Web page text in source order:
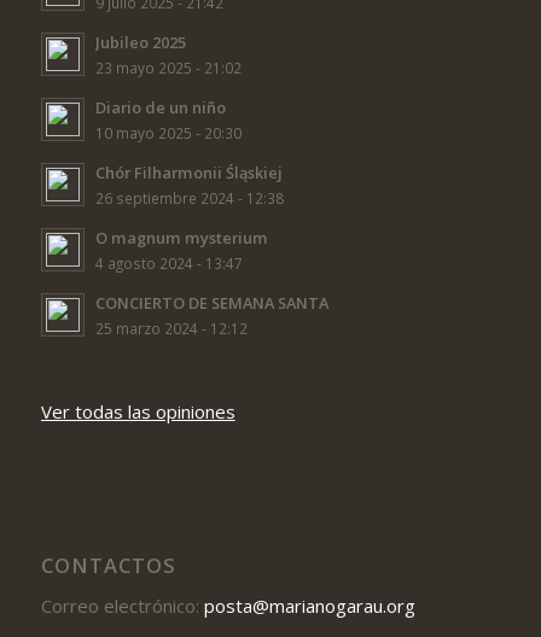
Jubileo 2025
23 mayo 2025 - 21:02
Diario de un niño
10 mayo 2025 - 20:30
Chór Filharmonii Śląskiej
26 septiembre 2024 - 12:38
O magnum mysterium
4 agosto 2024 - 13:47
CONCIERTO DE SEMANA SANTA
25 marzo 2024 - 12:12
Ver todas las opiniones
CONTACTOS
Correo electrónico: posta@marianogarau.org